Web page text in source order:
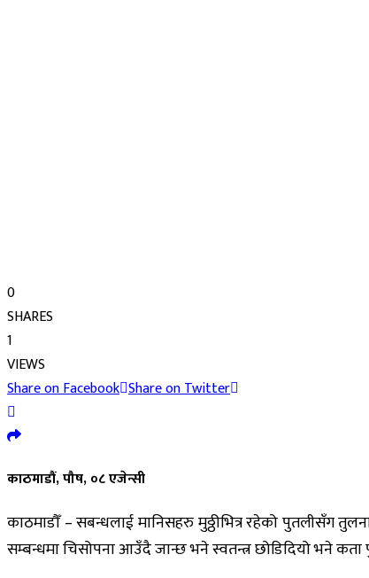
0
SHARES
1
VIEWS
Share on Facebook Share on Twitter
काठमाडौं, पौष, ०८ एजेन्सी
काठमाडौँ – सबन्धलाई मानिसहरु मुठ्ठीभित्र रहेको पुतलीसँग
सम्बन्धमा चिसोपना आउँदै जान्छ भने स्वतन्त्र छोडिदियो भने